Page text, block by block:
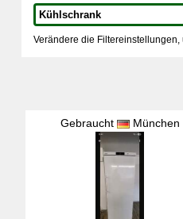
Verändere die
Gebraucht München